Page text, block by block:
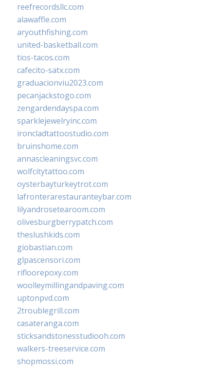
reefrecordsllc.com
alawaffle.com
aryouthfishing.com
united-basketball.com
tios-tacos.com
cafecito-satx.com
graduacionviu2023.com
pecanjackstogo.com
zengardendayspa.com
sparklejewelryinc.com
ironcladtattoostudio.com
bruinshome.com
annascleaningsvc.com
wolfcitytattoo.com
oysterbayturkeytrot.com
lafronterarestauranteybar.com
lilyandrosetearoom.com
olivesburgberrypatch.com
theslushkids.com
giobastian.com
glpascensori.com
rifloorepoxy.com
woolleymillingandpaving.com
uptonpvd.com
2troublegrill.com
casateranga.com
sticksandstonesstudiooh.com
walkers-treeservice.com
shopmossi.com